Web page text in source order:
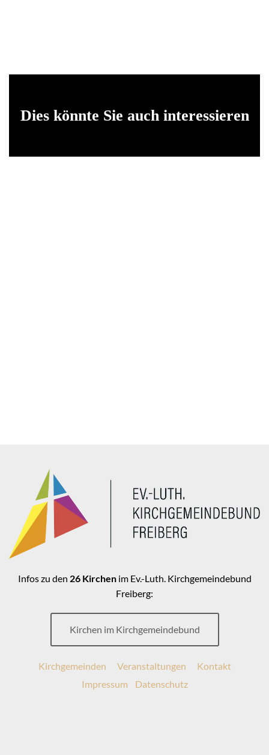
Dies könnte Sie auch interessieren
Infos zu den 26 Kirchenim Ev.-Luth. Kirchgemeindebund
Freiberg:
Kirchen im Kirchgemeindebund
Kirchgemeinden Veranstaltungen
Kontakt
Impressum
Datenschutz